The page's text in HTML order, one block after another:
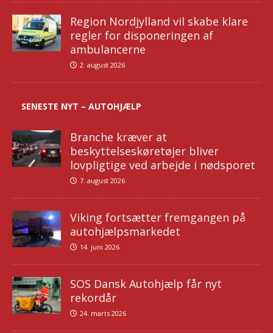
Region Nordjylland vil skabe klare
regler for disponeringen af
ambulancerne
2. august 2026
SENESTE NYT – AUTOHJÆLP
Branche kræver at
beskyttelseskøretøjer bliver
lovpligtige ved arbejde i nødsporet
7. august 2026
Viking fortsætter fremgangen på
autohjælpsmarkedet
14. juni 2026
SOS Dansk Autohjælp får nyt
rekordår
24. marts 2026